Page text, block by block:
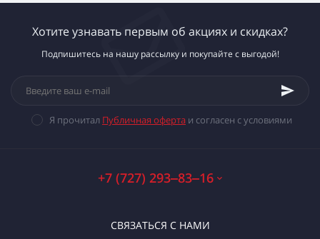
Хотите узнавать первым об акциях и скидках?
Подпишитесь на нашу рассылку и покупайте с выгодой!
Я прочитал Публичная оферта и согласен с условиями
+7 (727) 293‒83‒16
СВЯЗАТЬСЯ С НАМИ